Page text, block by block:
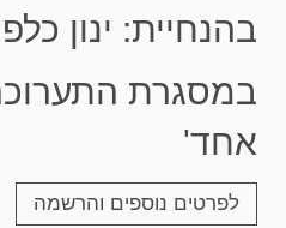
בהנחיית: ינון
במסגרת
אחד'
לפרטים נוספים והרשמה